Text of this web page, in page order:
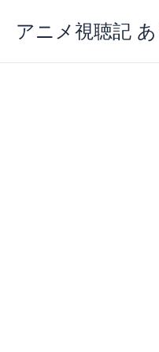
ス
アニメ視聴記